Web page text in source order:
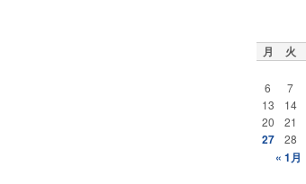
月 火
6
7
13
14
20
21
27 28
« 1月